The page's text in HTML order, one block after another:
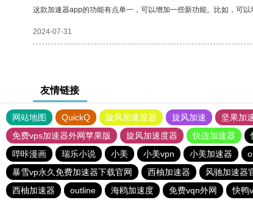
这款加速器app的功能有点单一，可以增加一些新功能。比如，可
2024-07-31
友情链接
网站地图 QuickQ 旋风加速度器 旋风加速 坚果加
免费vps加速器外网苹果版
旋风加速度器 快连加速器
哔咔漫画
瑞乐小说 小美 小美vpn 小美加速器
暴雪vp永久免费加速器下载官网
西柚加速器 风驰加速器
西柚加速器
outline 海鸥加速度 免费vqn外网 快鸭